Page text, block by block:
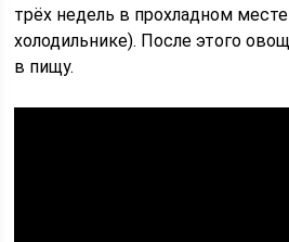
трёх недель в прохладном
холодильнике). После этого
в пищу.